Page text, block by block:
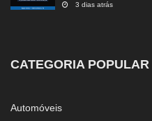
3 dias atrás
CATEGORIA POPULAR
Automóveis